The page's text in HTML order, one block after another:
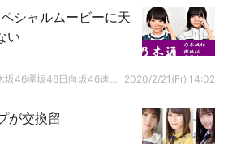
シャルムービーに天
い
乃木通☆世界最速！乃木坂46欅坂46日向坂46速報まとめ 2020/2/21(Fr) 14:02
が交換留